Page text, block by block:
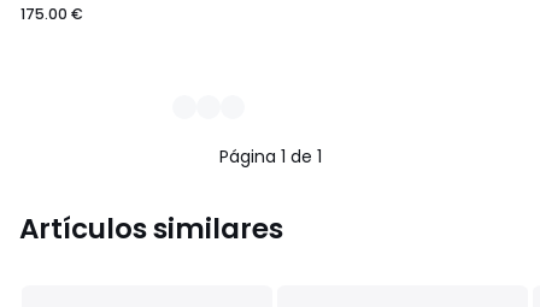
175.00 €
Página 1 de 1
Artículos similares